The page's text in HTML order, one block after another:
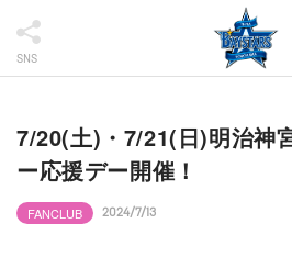
SNS
7/20(土)・7/21(日)明治神
ー応援デー開催！
FANCLUB 2024/7/13